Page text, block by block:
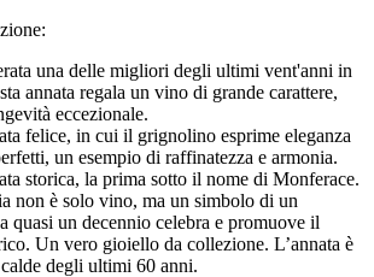
una delle migliori degli ultimi vent'anni in
annata regala un vino di grande carattere,
eccezionale.
felice, in cui il grignolino esprime eleganza
un esempio di raffinatezza e armonia.
storica, la prima sotto il nome di Monferace.
non è solo vino, ma un simbolo di un
quasi un decennio celebra e promuove il
Un vero gioiello da collezione. L’annata è
degli ultimi 60 anni.